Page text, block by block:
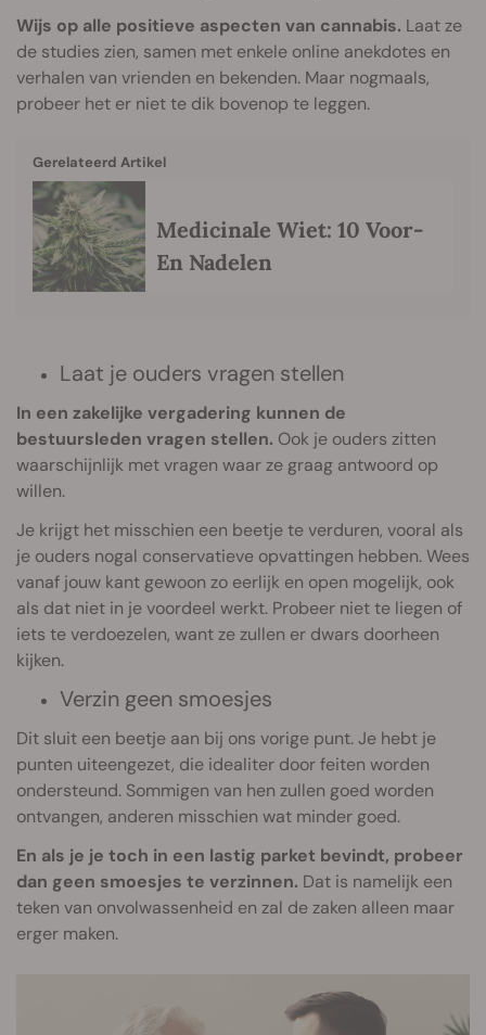
Wijs op alle positieve aspecten van cannabis. Laat ze
de studies zien, samen met enkele online anekdotes en
verhalen van vrienden en bekenden. Maar nogmaals,
probeer het er niet te dik bovenop te leggen.
Gerelateerd Artikel
Medicinale Wiet: 10 Voor-
En Nadelen
Laat je ouders vragen stellen
In een zakelijke vergadering kunnen de
bestuursleden vragen stellen. Ook je ouders zitten
waarschijnlijk met vragen waar ze graag antwoord op
willen.
Je krijgt het misschien een beetje te verduren, vooral als
je ouders nogal conservatieve opvattingen hebben. Wees
vanaf jouw kant gewoon zo eerlijk en open mogelijk, ook
als dat niet in je voordeel werkt. Probeer niet te liegen of
iets te verdoezelen, want ze zullen er dwars doorheen
kijken.
Verzin geen smoesjes
Dit sluit een beetje aan bij ons vorige punt. Je hebt je
punten uiteengezet, die idealiter door feiten worden
ondersteund. Sommigen van hen zullen goed worden
ontvangen, anderen misschien wat minder goed.
En als je je toch in een lastig parket bevindt, probeer
dan geen smoesjes te verzinnen. Dat is namelijk een
teken van onvolwassenheid en zal de zaken alleen maar
erger maken.